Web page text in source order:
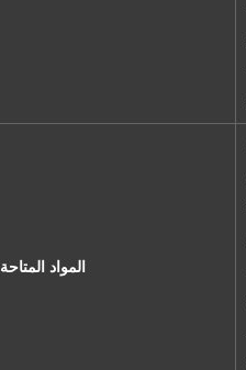
المواد المتاحة